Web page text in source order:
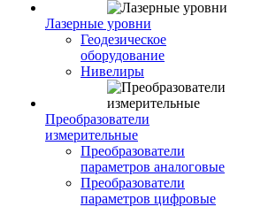
Лазерные уровни
Геодезическое
оборудование
Нивелиры
Преобразователи
измерительные
Преобразователи
параметров аналоговые
Преобразователи
параметров цифровые